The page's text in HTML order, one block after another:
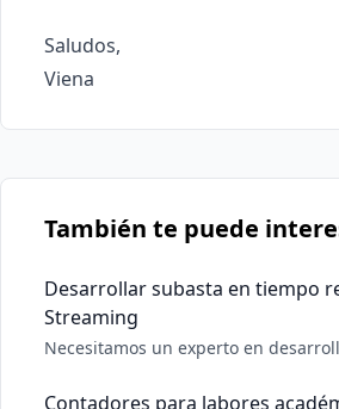
Saludos,
También te puede
Desarrollar subasta en tiempo
Streaming
Necesitamos un experto en
experiencia implementando subasta
Contadores para labores